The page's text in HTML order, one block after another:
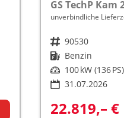
GS TechP Kam
unverbindliche
Fahrzeugnr. 90530
Kraftstoff Benzin
Leistung 100 kW (136 PS)
31.07.2026
22.819,– €